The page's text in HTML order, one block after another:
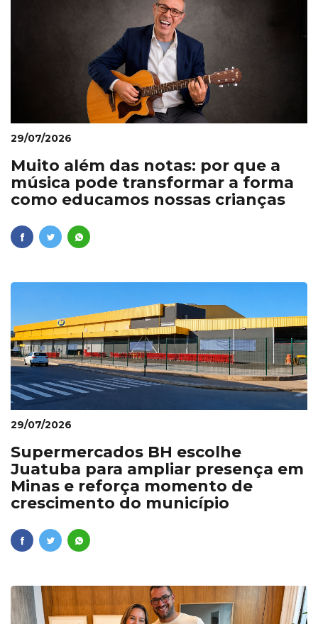
29/07/2026
Muito além das notas: por que a
música pode transformar a forma
como educamos nossas crianças
29/07/2026
Supermercados BH escolhe
Juatuba para ampliar presença em
Minas e reforça momento de
crescimento do município